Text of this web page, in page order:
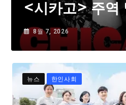
<시카고> 주역
8월 7, 2026
뉴스 한인사회